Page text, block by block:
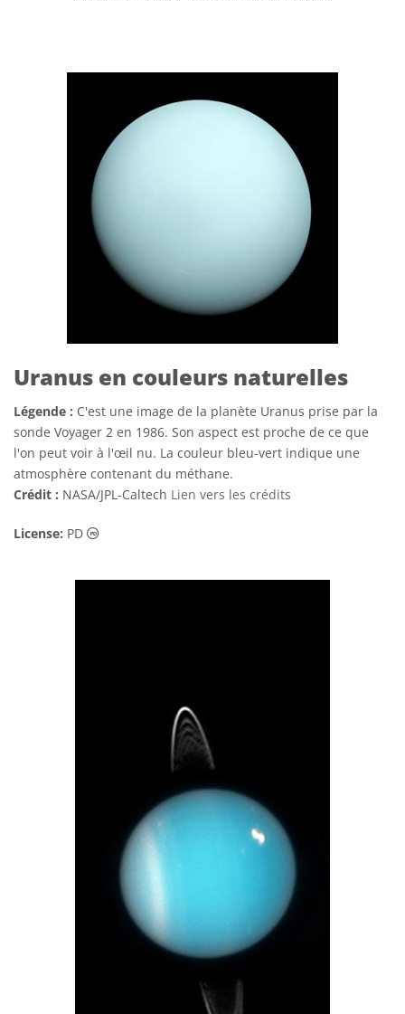
Uranus en couleurs naturelles
Légende : C'est une image de la planète Uranus prise par la
sonde Voyager 2 en 1986. Son aspect est proche de ce que
l'on peut voir à l'œil nu. La couleur bleu-vert indique une
atmosphère contenant du méthane.
Crédit : NASA/JPL-Caltech Lien vers les crédits
License: PD Domaine Public Icônes